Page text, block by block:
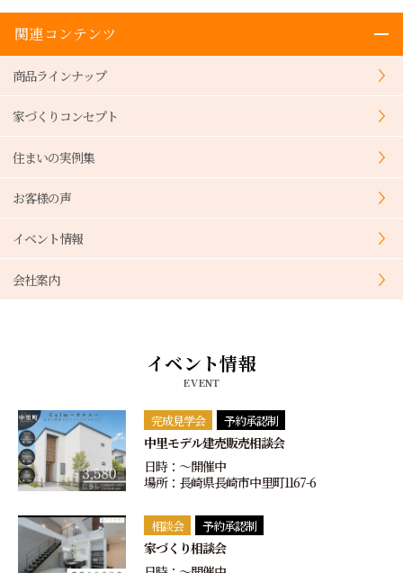
関連コンテンツ
商品ラインナップ
家づくりコンセプト
住まいの実例集
お客様の声
イベント情報
会社案内
イベント情報
EVENT
完成見学会 予約承認制
中里モデル建売販売相談会
日時：〜開催中
場所：長崎県長崎市中里町1167-6
相談会 予約承認制
家づくり相談会